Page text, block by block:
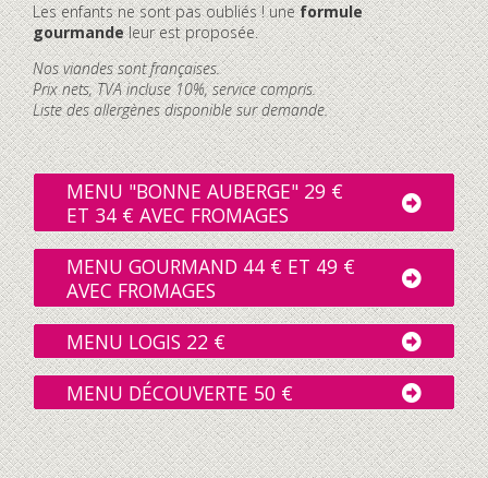
Les enfants ne sont pas oubliés ! uneformule
gourmandeleur est proposée.
Nos viandes sont françaises.
Prix nets, TVA incluse 10%, service compris.
Liste des allergènes disponible sur demande.
MENU "BONNE AUBERGE" 29 €
ET 34 € AVEC FROMAGES
MENU GOURMAND 44 € ET 49 €
AVEC FROMAGES
MENU LOGIS 22 €
MENU DÉCOUVERTE 50 €